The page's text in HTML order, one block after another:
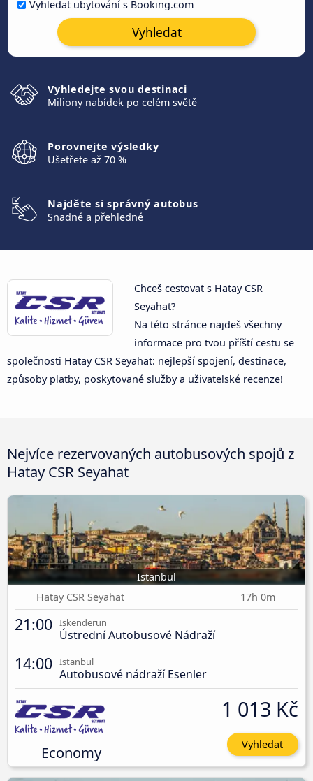
Vyhledat ubytování s Booking.com
Vyhledat
Vyhledejte svou destinaci
Miliony nabídek po celém světě
Porovnejte výsledky
Ušetřete až 70 %
Najděte si správný autobus
Snadné a přehledné
Chceš cestovat s Hatay CSR
Seyahat?
Na této stránce najdeš všechny
informace pro tvou příští cestu se
společnosti Hatay CSR Seyahat: nejlepší spojení, destinace,
způsoby platby, poskytované služby a uživatelské recenze!
Nejvíce rezervovaných autobusových spojů z
Hatay CSR Seyahat
Istanbul
Hatay CSR Seyahat
17h 0m
21:00 Iskenderun
Ústrední Autobusové Nádraží
14:00 Istanbul
Autobusové nádraží Esenler
Economy
1 013 Kč
Vyhledat